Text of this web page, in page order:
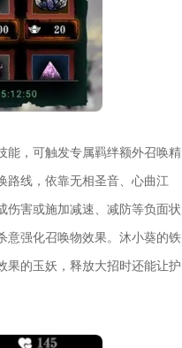
能，可触发专属羁绊额外召唤精
路线，依靠无相圣音、心曲江
伤害或施加减速、减防等负面状
意强化召唤物效果。沐小葵的铁
果的玉妖，释放大招时还能让护